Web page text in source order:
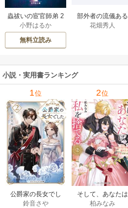
蟲祓いの宦官師弟 2
巻
小野はるか
無料立読み
部外者の流儀ある
日、三木たかしの5
したか 1巻
花畑秀人
小説・実用書ランキング
1位
公爵家の長女でし
た
鈴音さや
2位
そして、あなたは
私を捨てる
柏みなみ